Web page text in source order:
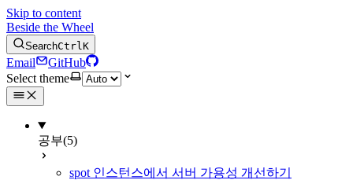
Skip to content
Beside the Wheel
SearchCtrlK
Email
GitHub
Select theme
공부(5)
spot 인스턴스에서 서버 가용성 개선하기